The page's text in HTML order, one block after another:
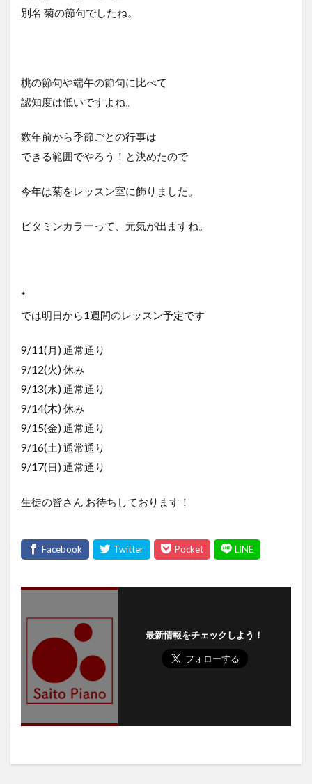
別名 菊の節句でしたね。
桃の節句や端午の節句に比べて
認知度は低いですよね。
数年前から季節ごとの行事は
できる範囲でやろう！と決めたので
今年は菊をレッスン室に飾りました。
ビタミンカラーって、元気が出ますね。
*
では明日から1週間のレッスン予定です
9/11(月) 通常通り
9/12(火) 休み
9/13(水) 通常通り
9/14(木) 休み
9/15(金) 通常通り
9/16(土) 通常通り
9/17(日) 通常通り
生徒の皆さん お待ちしております！
最新情報をチェックしよう！